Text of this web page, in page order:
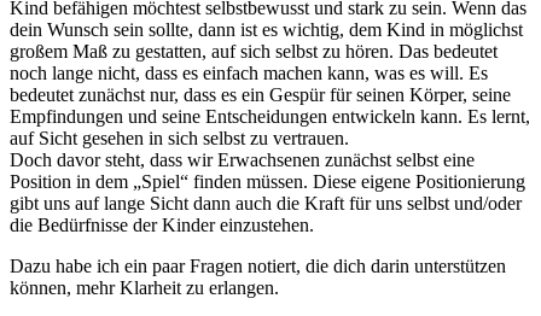
Kind befähigen möchtest selbstbewusst und stark zu sein. Wenn das
dein Wunsch sein sollte, dann ist es wichtig, dem Kind in möglichst
großem Maß zu gestatten, auf sich selbst zu hören. Das bedeutet
noch lange nicht, dass es einfach machen kann, was es will. Es
bedeutet zunächst nur, dass es ein Gespür für seinen Körper, seine
Empfindungen und seine Entscheidungen entwickeln kann. Es lernt,
auf Sicht gesehen in sich selbst zu vertrauen.
Doch davor steht, dass wir Erwachsenen zunächst selbst eine
Position in dem „Spiel“ finden müssen. Diese eigene Positionierung
gibt uns auf lange Sicht dann auch die Kraft für uns selbst und/oder
die Bedürfnisse der Kinder einzustehen.
Dazu habe ich ein paar Fragen notiert, die dich darin unterstützen
können, mehr Klarheit zu erlangen.